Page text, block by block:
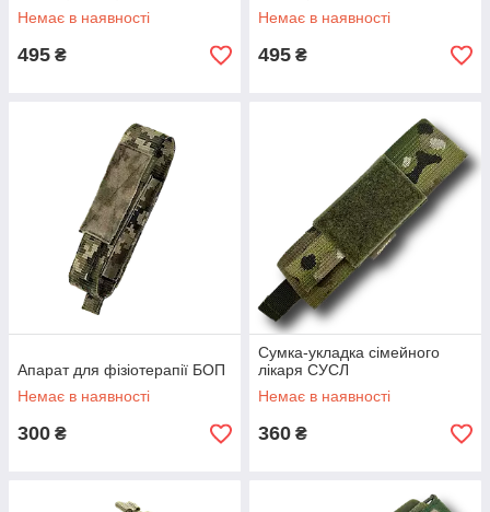
Немає в наявності
495 ₴
Немає в наявності
495 ₴
Апарат для фізіотерапії БОП
Немає в наявності
300 ₴
Сумка-укладка сімейного
лікаря СУСЛ
Немає в наявності
360 ₴